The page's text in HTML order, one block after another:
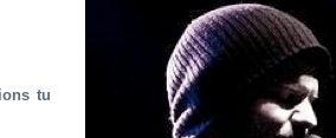
tu